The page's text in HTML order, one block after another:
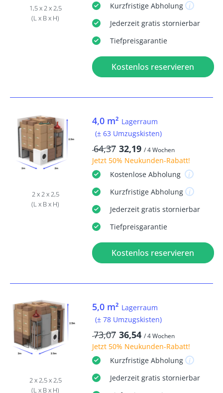
1,5 x 2 x 2,5
(L x B x H)
KurzfristigeAbholung
Jederzeit gratis stornierbar
Tiefpreisgarantie
Kostenlos reservieren
2 x 2 x 2,5
(L x B x H)
4,0 m² Lagerraum
(± 63 Umzugskisten)
64,37 32,19 / 4 Wochen
Jetzt 50% Neukunden-Rabatt!
KostenloseAbholung
KurzfristigeAbholung
Jederzeit gratis stornierbar
Tiefpreisgarantie
Kostenlos reservieren
2 x 2,5 x 2,5
(L x B x H)
5,0 m² Lagerraum
(± 78 Umzugskisten)
73,07 36,54 / 4 Wochen
Jetzt 50% Neukunden-Rabatt!
KurzfristigeAbholung
Jederzeit gratis stornierbar